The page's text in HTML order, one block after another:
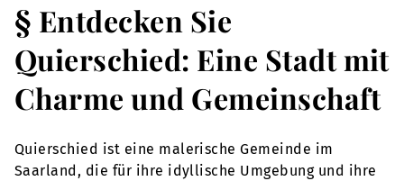
§ Entdecken Sie
Quierschied: Eine Stadt mit
Charme und Gemeinschaft
Quierschied ist eine malerische Gemeinde im
Saarland, die für ihre idyllische Umgebung und ihre